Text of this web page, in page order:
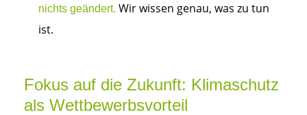
nichts geändert. Wir wissen genau, was zu tun
ist.
Fokus auf die Zukunft: Klimaschutz
als Wettbewerbsvorteil